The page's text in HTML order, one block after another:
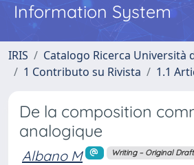
Information System
IRIS
Catalogo Ricerca Università
1 Contributo su Rivista
1.1
De la composition
analogique
Albano M Writing – Original